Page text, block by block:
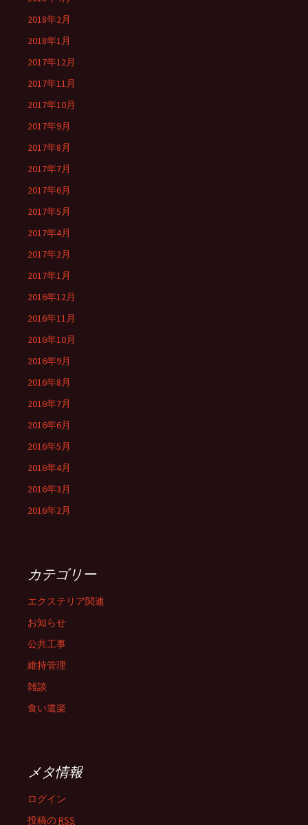
2018年2月
2018年1月
2017年12月
2017年11月
2017年10月
2017年9月
2017年8月
2017年7月
2017年6月
2017年5月
2017年4月
2017年2月
2017年1月
2016年12月
2016年11月
2016年10月
2016年9月
2016年8月
2016年7月
2016年6月
2016年5月
2016年4月
2016年3月
2016年2月
カテゴリー
エクステリア関連
お知らせ
公共工事
維持管理
雑談
食い道楽
メタ情報
ログイン
投稿のRSS